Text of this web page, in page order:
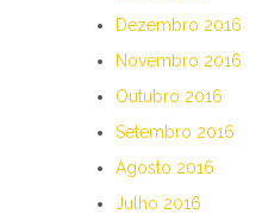
Dezembro 2016
Novembro 2016
Outubro 2016
Setembro 2016
Agosto 2016
Julho 2016